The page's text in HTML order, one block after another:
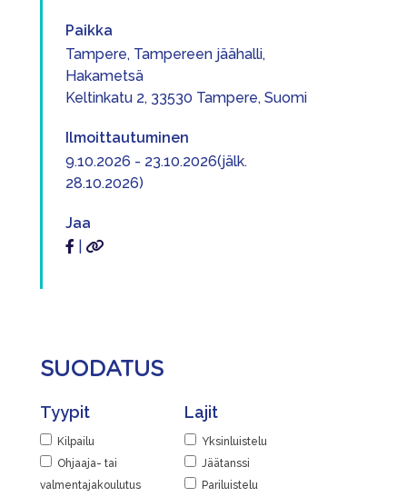
Paikka
Tampere, Tampereen jäähalli,
Hakametsä
Keltinkatu 2, 33530 Tampere, Suomi
Ilmoittautuminen
9.10.2026 - 23.10.2026(jälk.
28.10.2026)
Jaa
SUODATUS
Tyypit
Kilpailu
Ohjaaja- tai
valmentajakoulutus
Lajit
Yksinluistelu
Jäätanssi
Pariluistelu